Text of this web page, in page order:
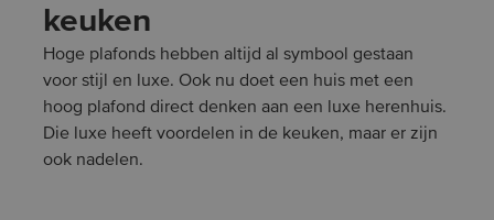
keuken
Hoge plafonds hebben altijd al symbool gestaan
voor stijl en luxe. Ook nu doet een huis met een
hoog plafond direct denken aan een luxe herenhuis.
Die luxe heeft voordelen in de keuken, maar er zijn
ook nadelen.